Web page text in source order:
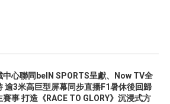
中心聯同beIN SPORTS呈獻、Now TV全
逾3米高巨型屏幕同步直播F1暑休後回歸
賽事 打造《RACE TO GLORY》沉浸式方